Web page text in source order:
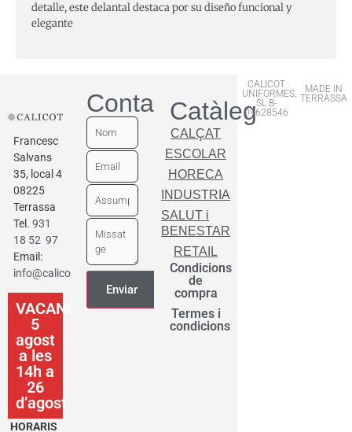
detalle, este delantal destaca por su diseño funcional y
elegante
Francesc
Salvans
35, local 4
08225
Terrassa
Tel. 931
18 52 97
Email:
info@calicot.cat
VACANCES
5
agost
a les
14h a
26
d’agost
HORARIS
ContactarCatàleg
CALÇAT
ESCOLAR
HORECA
INDUSTRIA
SALUT i
BENESTAR
RETAIL
Condicions
de
compra
Termes i
condicions
CALICOT
UNIFORMES,
SL B-
09628546
MADE IN
TERRASSA